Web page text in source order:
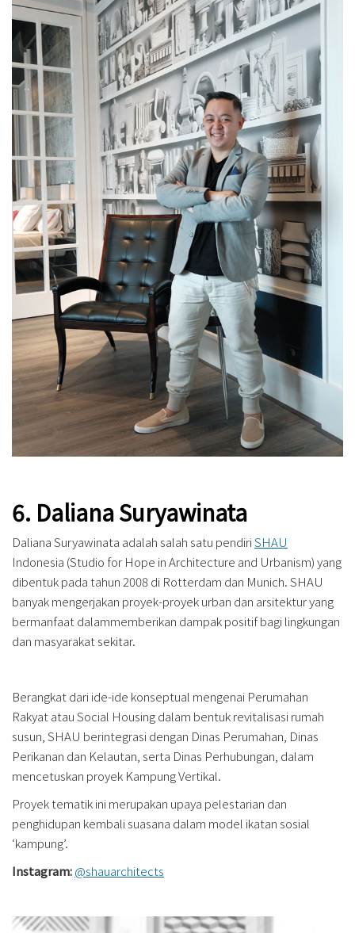
6. Daliana Suryawinata
Daliana Suryawinata adalah salah satu pendiriSHAU
Indonesia (Studio for Hope in Architecture and Urbanism) yang
dibentuk pada tahun 2008 di Rotterdam dan Munich. SHAU
banyak mengerjakan proyek-proyek urban dan arsitektur yang
bermanfaat dalammemberikan dampak positif bagi lingkungan
dan masyarakat sekitar.
Berangkat dari ide-ide konseptual mengenai Perumahan
Rakyat atau Social Housing dalam bentuk revitalisasi rumah
susun, SHAU berintegrasi dengan Dinas Perumahan, Dinas
Perikanan dan Kelautan, serta Dinas Perhubungan, dalam
mencetuskan proyek Kampung Vertikal.
Proyek tematik ini merupakan upaya pelestarian dan
penghidupan kembali suasana dalam model ikatan sosial
‘kampung’.
Instagram:@shauarchitects